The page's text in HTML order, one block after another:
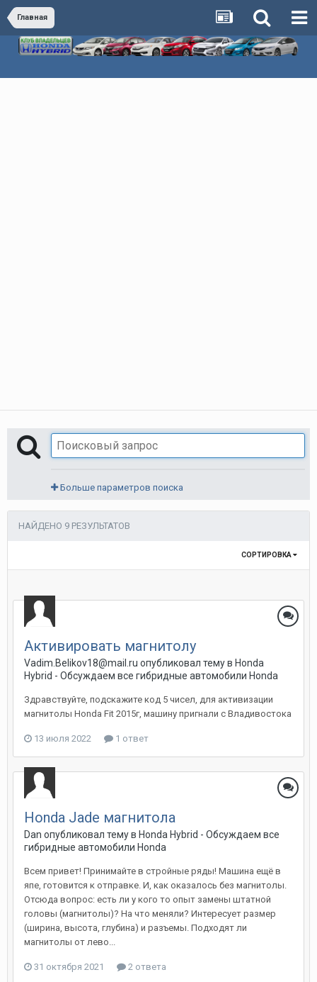
Главная
Больше параметров поиска
НАЙДЕНО 9 РЕЗУЛЬТАТОВ
СОРТИРОВКА
Активировать магнитолу
Vadim.Belikov18@mail.ru опубликовал тему в Honda
Hybrid - Обсуждаем все гибридные автомобили Honda
Здравствуйте, подскажите код 5 чисел, для активизации
магнитолы Honda Fit 2015г, машину пригнали с Владивостока
13 июля 2022 1 ответ
Honda Jade магнитола
Dan опубликовал тему в Honda Hybrid - Обсуждаем все
гибридные автомобили Honda
Всем привет! Принимайте в стройные ряды! Машина ещё в
япе, готовится к отправке. И, как оказалось без магнитолы.
Отсюда вопрос: есть ли у кого то опыт замены штатной
головы (магнитолы)? На что меняли? Интересует размер
(ширина, высота, глубина) и разъемы. Подходят ли
магнитолы от лево...
31 октября 2021 2 ответа